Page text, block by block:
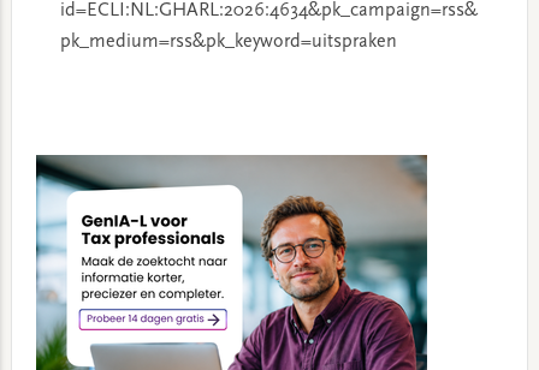
id=ECLI:NL:GHARL:2026:4634&pk_campaign=rss&
pk_medium=rss&pk_keyword=uitspraken
Sidebar